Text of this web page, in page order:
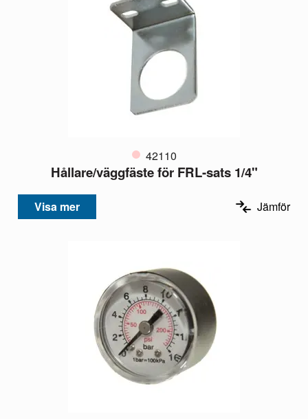
42110
Hållare/väggfäste för FRL-sats 1/4"
Visa mer Jämför